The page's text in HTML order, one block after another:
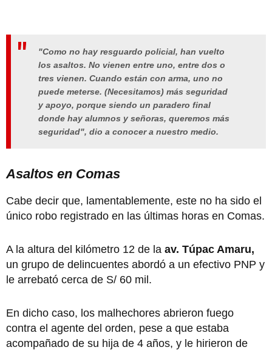
"Como no hay resguardo policial, han vuelto
los asaltos. No vienen entre uno, entre dos o
tres vienen. Cuando están con arma, uno no
puede meterse. (Necesitamos) más seguridad
y apoyo, porque siendo un paradero final
donde hay alumnos y señoras, queremos más
seguridad", dio a conocer a nuestro medio.
Asaltos en Comas
Cabe decir que, lamentablemente, este no ha sido el
único robo registrado en las últimas horas en Comas.
A la altura del kilómetro 12 de la av. Túpac Amaru,
un grupo de delincuentes abordó a un efectivo PNP y
le arrebató cerca de S/ 60 mil.
En dicho caso, los malhechores abrieron fuego
contra el agente del orden, pese a que estaba
acompañado de su hija de 4 años, y le hirieron de